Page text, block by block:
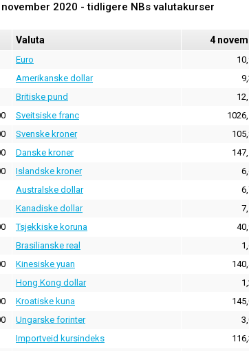
2020 - tidligere NBs valutakurser
Valuta 4
Euro
Amerikanske dollar
Britiske pund
Sveitsiske franc
Svenske kroner
Danske kroner
Islandske kroner
Australske dollar
Kanadiske dollar
Tsjekkiske koruna
Brasilianske real
Kinesiske yuan
Hong Kong dollar
Kroatiske kuna
Ungarske forinter
Importveid kursindeks